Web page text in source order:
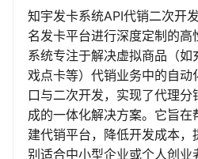
知宇发卡系统API代销二次开
名发卡平台进行深度定制的高
系统专注于解决虚拟商品（
戏点卡等）代销业务中的自动
口与二次开发，实现了代理
成的一体化解决方案。它旨
建代销平台，降低开发成本
别适合中小型企业或个人创业